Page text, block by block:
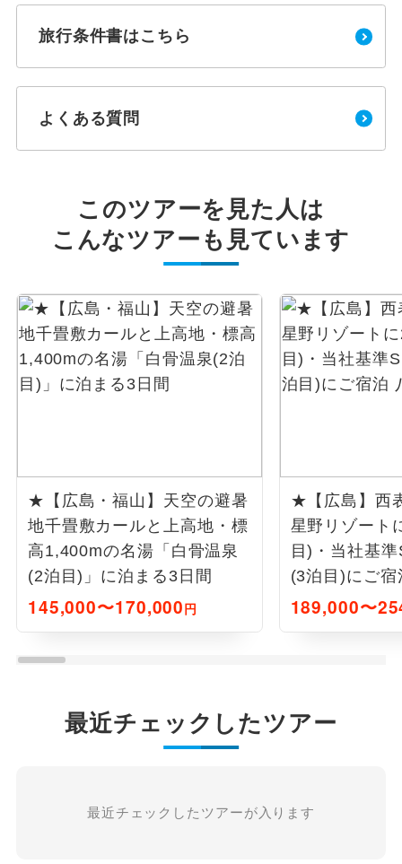
旅行条件書はこちら
よくある質問
このツアーを見た人は
こんなツアーも見ています
★【広島・福山】天空の避暑
地千畳敷カールと上高地・標
高1,400mの名湯「白骨温泉
(2泊目)」に泊まる3日間
145,000〜170,000円
★【広島】西
星野リゾート
目)・当社基
(3泊目)にご
日間
189,000〜
最近チェックしたツアー
最近チェックしたツアーが入ります